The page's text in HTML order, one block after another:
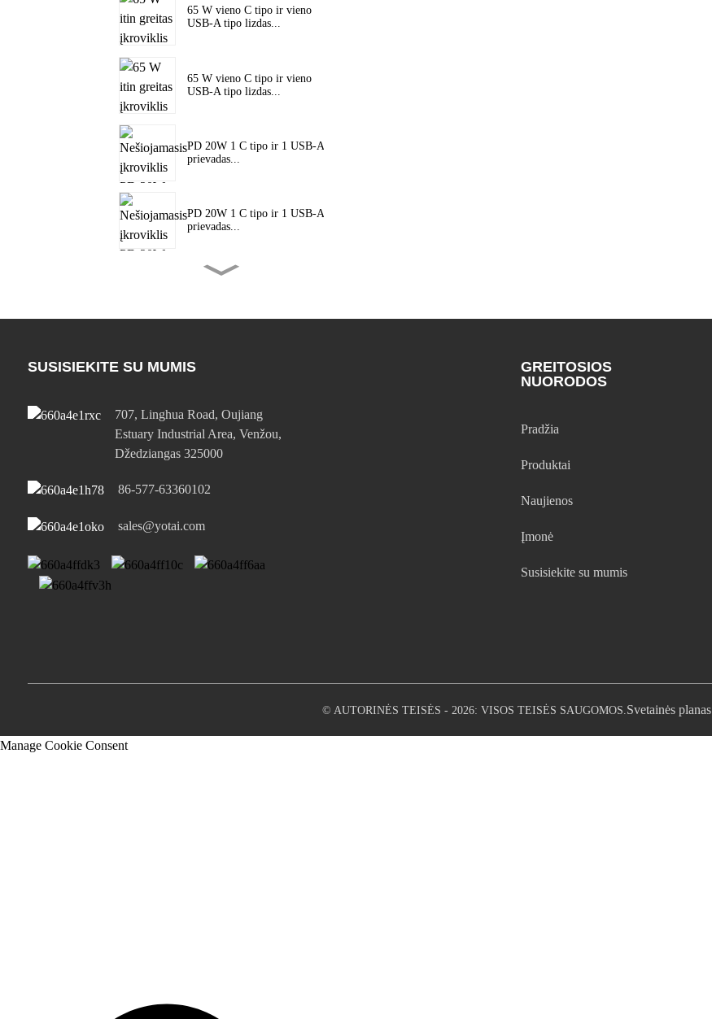
65 W vieno C tipo ir vieno
USB-A tipo lizdas...
65 W vieno C tipo ir vieno
USB-A tipo lizdas...
PD 20W 1 C tipo ir 1 USB-A
prievadas...
PD 20W 1 C tipo ir 1 USB-A
prievadas...
PD itin greitas...
45 W vieno C tipo prievado
PD itin greitas...
65 W vieno C tipo ir vieno
USB-A tipo lizdas...
SUSISIEKITE SU MUMIS
707, Linghua Road, Oujiang
Estuary Industrial Area, Venžou,
Džedziangas 325000
86-577-63360102
sales@yotai.com
GREITOSIOS
NUORODOS
Pradžia
Produktai
Naujienos
Įmonė
Susisiekite su mumis
© AUTORINĖS TEISĖS - 2026: VISOS TEISĖS SAUGOMOS. Svetainės planas
Manage Cookie Consent